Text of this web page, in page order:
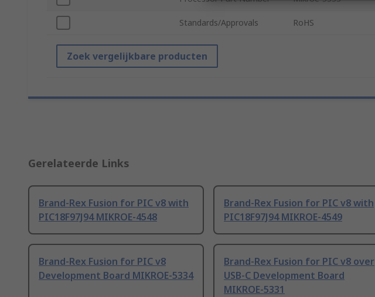
Standards/Approvals RoHS
Zoek vergelijkbare producten
Gerelateerde Links
Brand-Rex Fusion for PIC v8 with
PIC18F97J94 MIKROE-4548
Brand-Rex Fusion for PIC v8 with
PIC18F97J94 MIKROE-4549
Brand-Rex Fusion for PIC v8
Development Board MIKROE-5334
Brand-Rex Fusion for PIC v8 over
USB-C Development Board
MIKROE-5331